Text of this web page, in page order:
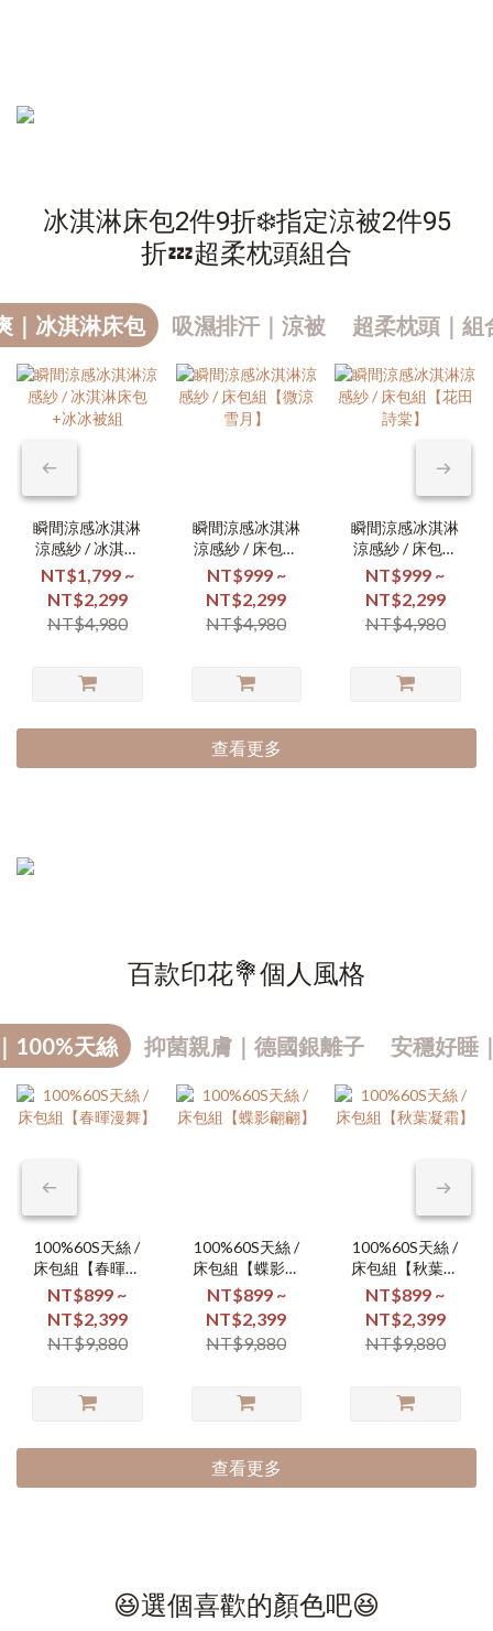
冰淇淋床包2件9折❄️指定涼被2件95
折💤超柔枕頭組合
｜冰淇淋床包 吸濕排汗｜涼被 超柔枕頭｜組
瞬間涼感冰淇淋
涼感紗 / 冰淇淋
床包+冰冰被組
NT$1,799 ~
NT$2,299
NT$4,980
瞬間涼感冰淇淋
涼感紗 / 床包組
【微涼雪月】
NT$999 ~
NT$2,299
NT$4,980
瞬間涼感冰淇淋
涼感紗 / 床包組
【花田詩棠】
NT$999 ~
NT$2,299
NT$4,980
查看更多
百款印花💐個人風格
100%天絲 抑菌親膚｜德國銀離子 安穩好睡
100%60S天絲 /
床包組【春暉漫
舞】
NT$899 ~
NT$2,399
NT$9,880
100%60S天絲 /
床包組【蝶影翩
翩】
NT$899 ~
NT$2,399
NT$9,880
100%60S天絲 /
床包組【秋葉凝
霜】
NT$899 ~
NT$2,399
NT$9,880
查看更多
😆選個喜歡的顏色吧😆